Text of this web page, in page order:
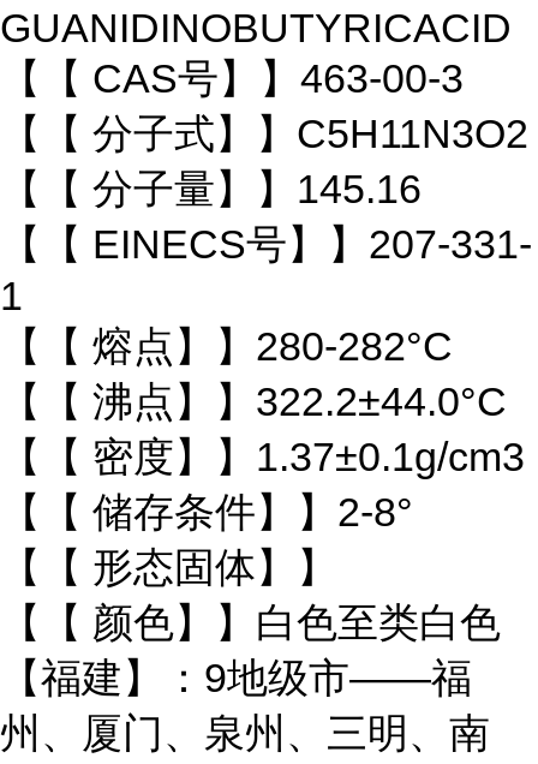
GUANIDINOBUTYRICACID
【【 CAS号】】463-00-3
【【 分子式】】C5H11N3O2
【【 分子量】】145.16
【【 EINECS号】】207-331-
1
【【 熔点】】280-282°C
【【 沸点】】322.2±44.0°C
【【 密度】】1.37±0.1g/cm3
【【 储存条件】】2-8°
【【 形态固体】】
【【 颜色】】白色至类白色
【福建】：9地级市——福
州、厦门、泉州、三明、南